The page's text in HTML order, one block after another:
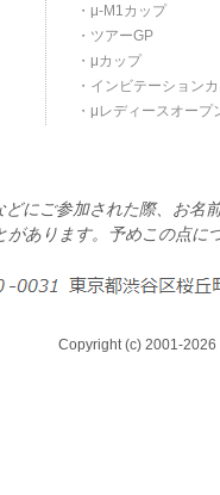
μ-M1カップ
ツアーGP
μカップ
インビテーション
μレディースオープ
にご参加された際、お名
があります。予めこの点に
Copyright (c) 2001-